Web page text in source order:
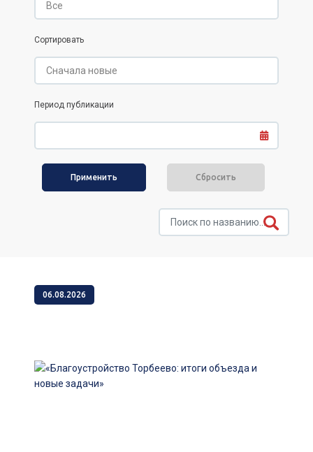
Сортировать
Период публикации
Сбросить
06.08.2026